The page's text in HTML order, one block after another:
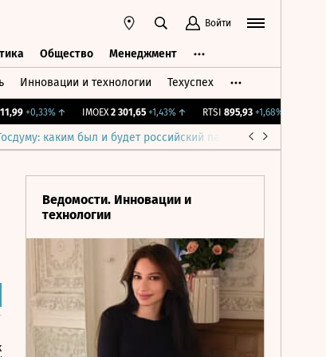
Войти
Общество Менеджмент
Инновации и технологии Техуспех
+0,33%↑ IMOEX 2 301,65 +1,43%↑ RTSI 895,93 +1,68%↑
каким был и будет российский парламент
Ведомости. Инновации и
технологии